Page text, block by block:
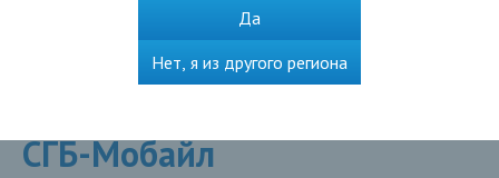
СГБ-Мобайл
Да
Нет, я из другого региона